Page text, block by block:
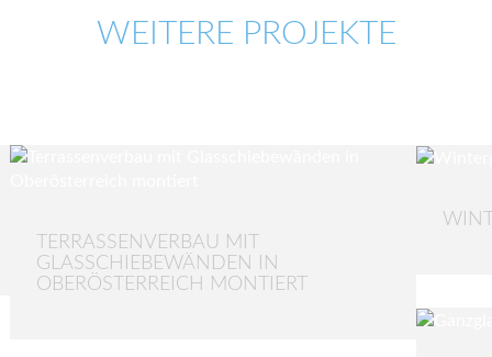
WEITERE PROJEKTE
TERRASSENVERBAU MIT
GLASSCHIEBEWÄNDEN IN
OBERÖSTERREICH MONTIERT